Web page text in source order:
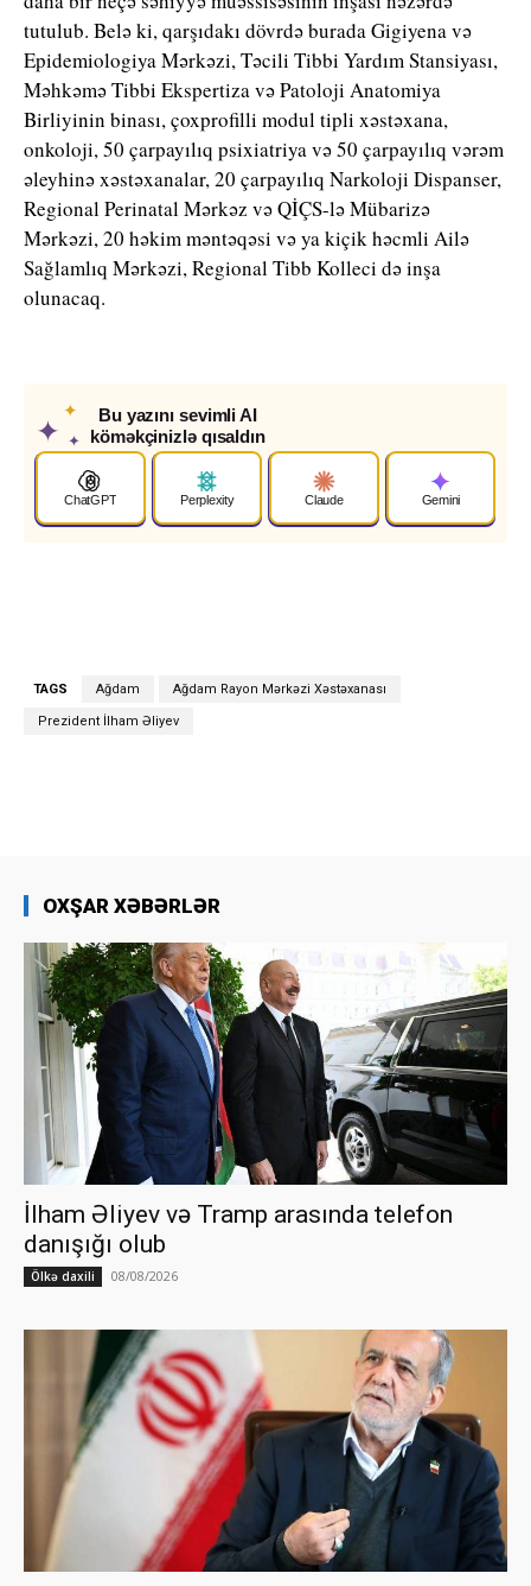
tutulub. Belə ki, qarşıdakı dövrdə burada Gigiyena və
Epidemiologiya Mərkəzi, Təcili Tibbi Yardım Stansiyası,
Məhkəmə Tibbi Ekspertiza və Patoloji Anatomiya
Birliyinin binası, çoxprofilli modul tipli xəstəxana,
onkoloji, 50 çarpayılıq psixiatriya və 50 çarpayılıq vərəm
əleyhinə xəstəxanalar, 20 çarpayılıq Narkoloji Dispanser,
Regional Perinatal Mərkəz və QİÇS-lə Mübarizə
Mərkəzi, 20 həkim məntəqəsi və ya kiçik həcmli Ailə
Sağlamlıq Mərkəzi, Regional Tibb Kolleci də inşa
olunacaq.
✦
✦
✦
Bu yazını sevimli AI
köməkçinizlə qısaldın
ChatGPT Perplexity Claude Gemini
TAGS Ağdam Ağdam Rayon Mərkəzi Xəstəxanası
Prezident İlham Əliyev
OXŞAR XƏBƏRLƏR
İlham Əliyev və Tramp arasında telefon
danışığı olub
Ölkə daxili 08/08/2026